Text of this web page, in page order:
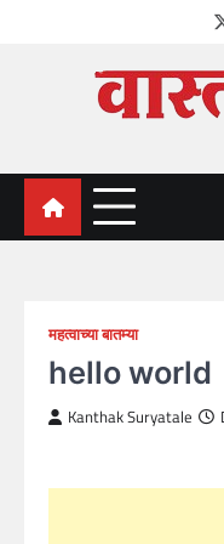
a leading NEWS
महत्वाच्या बातम्या
hello world
Kanthak Suryatale